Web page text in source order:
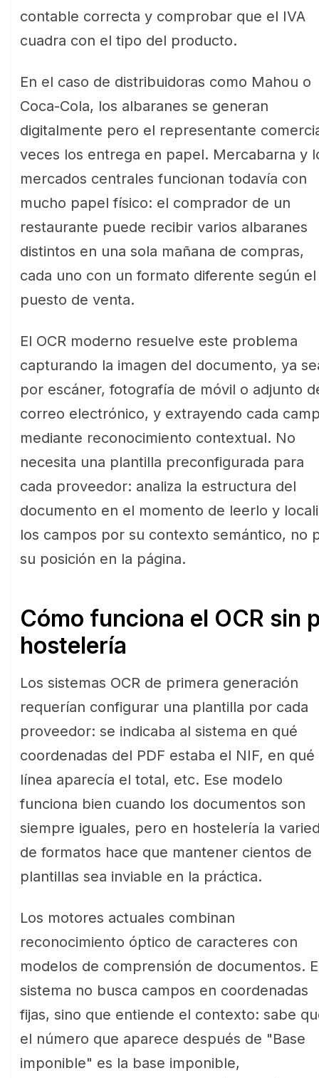
contable correcta y comprobar que el IVA
cuadra con el tipo del producto.
En el caso de distribuidoras como Mahou o
Coca-Cola, los albaranes se generan
digitalmente pero el representante
veces los entrega en papel. Mercabarna y
mercados centrales funcionan todavía con
mucho papel físico: el comprador de un
restaurante puede recibir varios albaranes
distintos en una sola mañana de compras,
cada uno con un formato diferente según el
puesto de venta.
El OCR moderno resuelve este problema
capturando la imagen del documento, ya
por escáner, fotografía de móvil o adjunto
correo electrónico, y extrayendo cada
mediante reconocimiento contextual. No
necesita una plantilla preconfigurada para
cada proveedor: analiza la estructura del
documento en el momento de leerlo y
los campos por su contexto semántico, no
su posición en la página.
Cómo funciona el OCR sin
hostelería
Los sistemas OCR de primera generación
requerían configurar una plantilla por cada
proveedor: se indicaba al sistema en qué
coordenadas del PDF estaba el NIF, en qué
línea aparecía el total, etc. Ese modelo
funciona bien cuando los documentos son
siempre iguales, pero en hostelería la
de formatos hace que mantener cientos de
plantillas sea inviable en la práctica.
Los motores actuales combinan
reconocimiento óptico de caracteres con
modelos de comprensión de documentos.
sistema no busca campos en coordenadas
fijas, sino que entiende el contexto: sabe
el número que aparece después de "Base
imponible" es la base imponible,